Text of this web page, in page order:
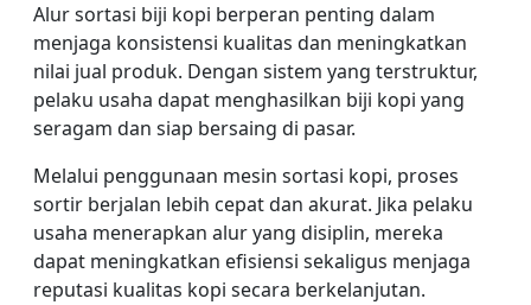
Alur sortasi biji kopi berperan penting dalam
menjaga konsistensi kualitas dan meningkatkan
nilai jual produk. Dengan sistem yang terstruktur,
pelaku usaha dapat menghasilkan biji kopi yang
seragam dan siap bersaing di pasar.
Melalui penggunaan mesin sortasi kopi, proses
sortir berjalan lebih cepat dan akurat. Jika pelaku
usaha menerapkan alur yang disiplin, mereka
dapat meningkatkan efisiensi sekaligus menjaga
reputasi kualitas kopi secara berkelanjutan.